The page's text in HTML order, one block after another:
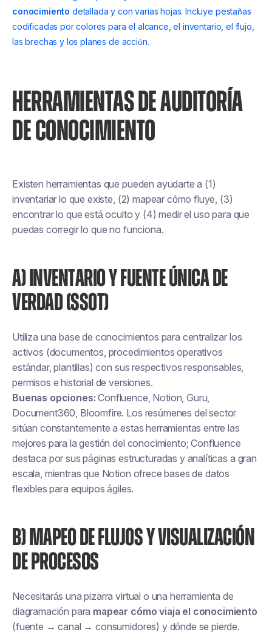
conocimiento detallada y con varias hojas. Incluye pestañas
codificadas por colores para el alcance, el inventario, el flujo,
las brechas y los planes de acción.
HERRAMIENTAS DE AUDITORÍA
DE CONOCIMIENTO
Existen herramientas que pueden ayudarte a (1)
inventariar lo que existe, (2) mapear cómo fluye, (3)
encontrar lo que está oculto y (4) medir el uso para que
puedas corregir lo que no funciona.
A) INVENTARIO Y FUENTE ÚNICA DE
VERDAD (SSOT)
Utiliza una base de conocimientos para centralizar los
activos (documentos, procedimientos operativos
estándar, plantillas) con sus respectivos responsables,
permisos e historial de versiones.
Buenas opciones: Confluence, Notion, Guru,
Document360, Bloomfire. Los resúmenes del sector
sitúan constantemente a estas herramientas entre las
mejores para la gestión del conocimiento; Confluence
destaca por sus páginas estructuradas y analíticas a gran
escala, mientras que Notion ofrece bases de datos
flexibles para equipos ágiles.
B) MAPEO DE FLUJOS Y VISUALIZACIÓN
DE PROCESOS
Necesitarás una pizarra virtual o una herramienta de
diagramación para mapear cómo viaja el conocimiento
(fuente → canal → consumidores) y dónde se pierde.